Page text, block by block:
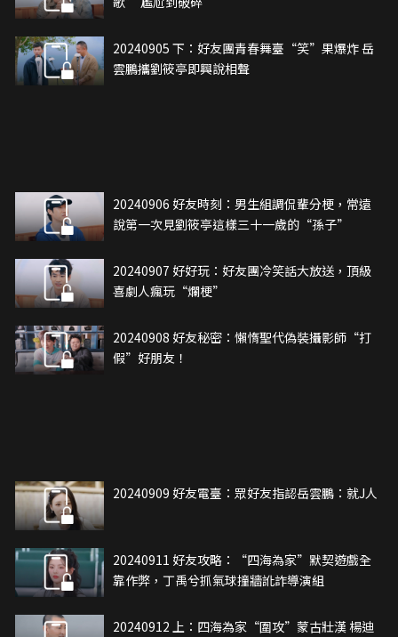
20240905 下：好友團青春舞臺“笑”果爆炸 岳
雲鵬攜劉筱亭即興說相聲
20240906 好友時刻：男生組調侃輩分梗，常遠
說第一次見劉筱亭這樣三十一歲的“孫子”
20240907 好好玩：好友團冷笑話大放送，頂級
喜劇人瘋玩“爛梗”
20240908 好友秘密：懶惰聖代偽裝攝影師“打
假”好朋友！
20240909 好友電臺：眾好友指認岳雲鵬：就J人
20240911 好友攻略：“四海為家”默契遊戲全
靠作弊，丁禹兮抓氣球撞牆訛詐導演組
20240912 上：四海為家“圍攻”蒙古壯漢 楊迪